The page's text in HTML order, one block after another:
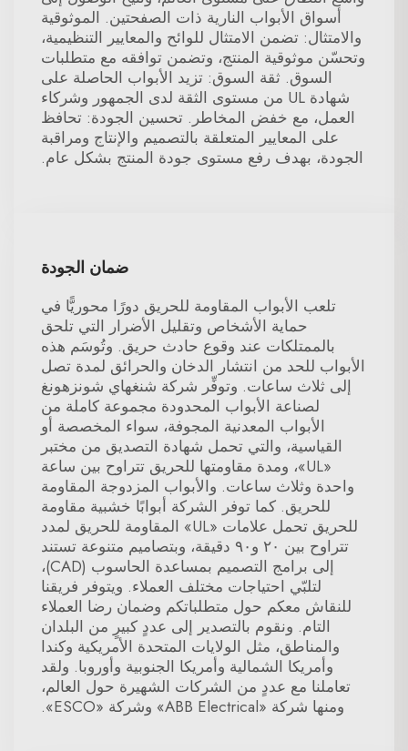
أسواق الأبواب الناریة ذات الصفحتين. الموثوقية
والامتثال: تضمن الامتثال للوائح والمعايير التنظيمية،
وتحسّن موثوقية المنتج، وتضمن توافقه مع متطلبات
السوق. ثقة السوق: تزيد الأبواب الحاصلة على
شهادة UL من مستوى الثقة لدى الجمهور وشركاء
العمل، مع خفض المخاطر. تحسين الجودة: تحافظ
على المعايير المتعلقة بالتصميم والإنتاج ومراقبة
الجودة، بهدف رفع مستوى جودة المنتج بشكل عام.
ضمان الجودة
تلعب الأبواب المقاومة للحريق دورًا محوريًّا في
حماية الأشخاص وتقليل الأضرار التي تلحق
بالممتلكات عند وقوع حادث حريق. وتُوسَم هذه
الأبواب للحد من انتشار الدخان والحرائق لمدة تصل
إلى ثلاث ساعات. وتوفِّر شركة شنغهاي شونزهونغ
لصناعة الأبواب المحدودة مجموعة كاملة من
الأبواب المعدنية المجوفة، سواء المخصصة أو
القياسية، والتي تحمل شهادة التصديق من مختبر
«UL»، ومدة مقاومتها للحريق تتراوح بين ساعة
واحدة وثلاث ساعات. والأبواب المزدوجة المقاومة
للحريق. كما توفر الشركة أبوابًا خشبية مقاومة
للحريق تحمل علامات «UL» المقاومة للحريق لمدد
تتراوح بين ٢٠ و٩٠ دقيقة، وبتصاميم متنوعة تستند
إلى برامج التصميم بمساعدة الحاسوب (CAD)،
لتلبّي احتياجات مختلف العملاء. ويتوفر فريقنا
للنقاش معكم حول متطلباتكم وضمان رضا العملاء
التام. ونقوم بالتصدير إلى عددٍ كبيرٍ من البلدان
والمناطق، مثل الولايات المتحدة الأمريكية وكندا
وأمريكا الشمالية وأمريكا الجنوبية وأوروبا. ولقد
تعاملنا مع عددٍ من الشركات الشهيرة حول العالم،
ومنها شركة «ABB Electrical» وشركة «ESCO».